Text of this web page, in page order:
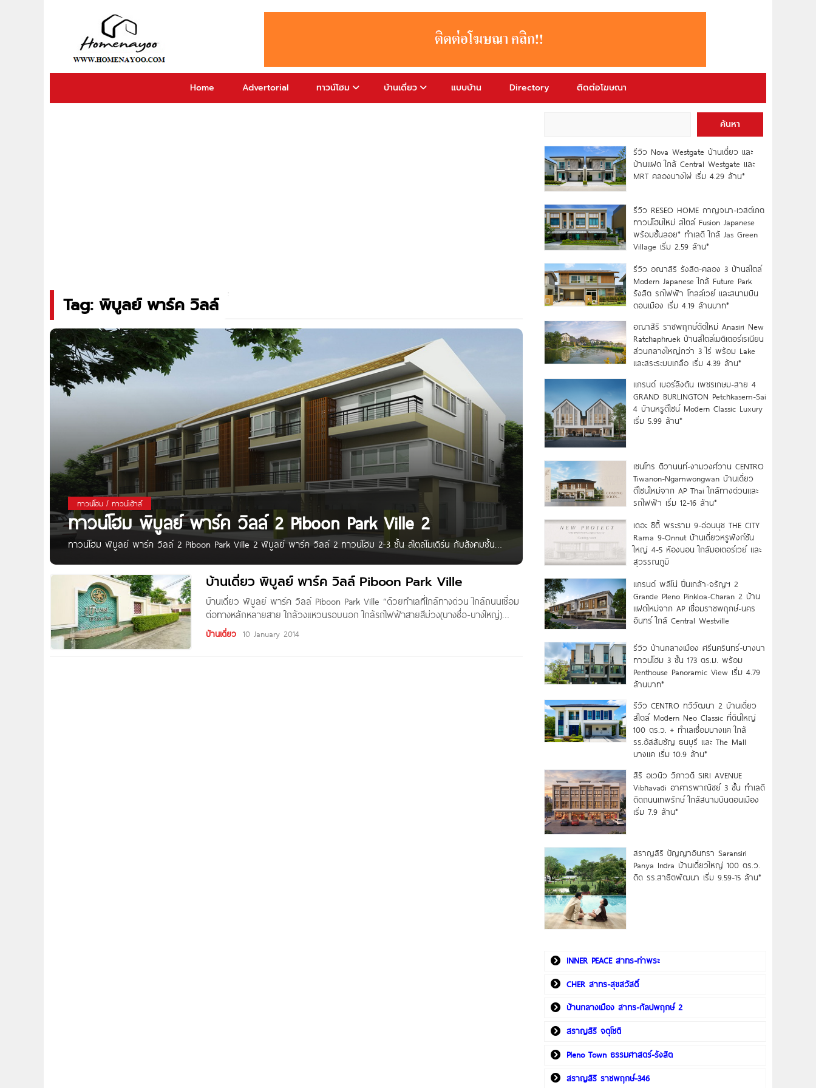
Home Advertorial ทาวน์โฮม บ้านเดี่ยว แบบบ้าน Directory ติดต่อโฆษณา
Tag: พิบูลย์ พาร์ค วิลล์
ทาวน์โฮม / ทาวน์เฮ้าส์
ทาวน์โฮม พิบูลย์ พาร์ค วิลล์ 2 Piboon Park Ville 2
ทาวน์โฮม พิบูลย์ พาร์ค วิลล์ 2 Piboon Park Ville 2 พิบูลย์ พาร์ค วิลล์ 2 ทาวน์โฮม 2-3 ชั้น สไตล์โมเดิร์น กับสังคมชั้นสูง
โดดเด่นที่สุดแห่งสุดท้ายบนถนนพิบูลยสงคราม ชื่อโครงการ พิบูลย์ พาร์ค วิลล์
บ้านเดี่ยว พิบูลย์ พาร์ค วิลล์ Piboon Park Ville
บ้านเดี่ยว พิบูลย์ พาร์ค วิลล์ Piboon Park Ville “ด้วยทำเลที่ใกล้ทางด่วน ใกล้ถนนเชื่อม
ต่อทางหลักหลายสาย ใกล้วงแหวนรอบนอก ใกล้รถไฟฟ้าสายสีม่วง(บางซื่อ-บางใหญ่)
โครงการพิบูลย์ พาร์ค วิลล์ จึงเป็นบ้านท่ามกลางธรรมชาติที่มีทำเลเหนือคำบรรยาย และ
ด้วยวัสดุ อุปกรณ์ที่ใช้ในการก่อสร้างที่มีมาตราฐานเหนือโครงการทั่วไป เราจึงเป็นบ้าน
บ้านเดี่ยว 10 January 2014
ค้นหา
รีวิว Nova Westgate บ้านเดี่ยว และ
บ้านแฝด ใกล้ Central Westgate และ
MRT คลองบางไผ่ เริ่ม 4.29 ล้าน*
รีวิว RESEO HOME กาญจนา-เวสต์เกต
ทาวน์โฮมใหม่ สไตล์ Fusion Japanese
พร้อมชั้นลอย* ทำเลดี ใกล้ Jas Green
Village เริ่ม 2.59 ล้าน*
รีวิว อณาสิริ รังสิต-คลอง 3 บ้านสไตล์
Modern Japanese ใกล้ Future Park
รังสิต รถไฟฟ้า โทลล์เวย์ และสนามบิน
ดอนเมือง เริ่ม 4.19 ล้านบาท*
อณาสิริ ราชพฤกษ์ตัดใหม่ Anasiri New
Ratchaphruek บ้านสไตล์เมดิเตอร์เรเนียน
ส่วนกลางใหญ่กว่า 3 ไร่ พร้อม Lake
และสระระบบเกลือ เริ่ม 4.39 ล้าน*
แกรนด์ เบอร์ลิงตัน เพชรเกษม-สาย 4
GRAND BURLINGTON Petchkasem-Sai
4 บ้านหรูดีไซน์ Modern Classic Luxury
เริ่ม 5.99 ล้าน*
เซนโทร ติวานนท์-งามวงศ์วาน CENTRO
Tiwanon-Ngamwongwan บ้านเดี่ยว
ดีไซน์ใหม่จาก AP Thai ใกล้ทางด่วนและ
รถไฟฟ้า เริ่ม 12-16 ล้าน*
เดอะ ซิตี้ พระราม 9-อ่อนนุช THE CITY
Rama 9-Onnut บ้านเดี่ยวหรูฟังก์ชัน
ใหญ่ 4-5 ห้องนอน ใกล้มอเตอร์เวย์ และ
สุวรรณภูมิ
แกรนด์ พลีโน่ ปิ่นเกล้า-จรัญฯ 2
Grande Pleno Pinkloa-Charan 2 บ้าน
แฝดใหม่จาก AP เชื่อมราชพฤกษ์-นคร
อินทร์ ใกล้ Central Westville
รีวิว บ้านกลางเมือง ศรีนครินทร์-บางนา
ทาวน์โฮม 3 ชั้น 173 ตร.ม. พร้อม
Penthouse Panoramic View เริ่ม 4.79
ล้านบาท*
รีวิว CENTRO ทวีวัฒนา 2 บ้านเดี่ยว
สไตล์ Modern Neo Classic ที่ดินใหญ่
100 ตร.ว. + ทำเลเชื่อมบางแค ใกล้
รร.อัสสัมชัญ ธนบุรี และ The Mall
บางแค เริ่ม 10.9 ล้าน*
สิริ อเวนิว วิภาวดี SIRI AVENUE
Vibhavadi อาคารพาณิชย์ 3 ชั้น ทำเลดี
ติดถนนเทพรักษ์ ใกล้สนามบินดอนเมือง
เริ่ม 7.9 ล้าน*
สราญสิริ ปัญญาอินทรา Saransiri
Panya Indra บ้านเดี่ยวใหญ่ 100 ตร.ว.
ดิด รร.สาธิตพัฒนา เริ่ม 9.59-15 ล้าน*
INNER PEACE สาทร-ท่าพระ
CHER สาทร-สุขสวัสดิ์
บ้านกลางเมือง สาทร-กัลปพฤกษ์ 2
สราญสิริ จตุโชติ
Pleno Town ธรรมศาสตร์-รังสิต
สราญสิริ ราชพฤกษ์-346